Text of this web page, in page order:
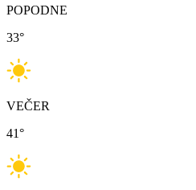
POPODNE
33°
VEČER
41°